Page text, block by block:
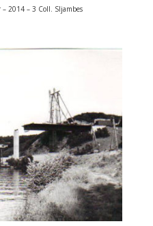
2014 – 3 Coll. SIjambes